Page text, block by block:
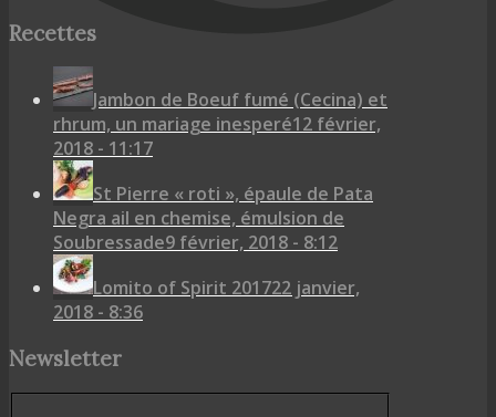
Recettes
Jambon de Boeuf fumé (Cecina) et
rhrum, un mariage inesperé12 février,
2018 - 11:17
St Pierre « roti », épaule de Pata
Negra ail en chemise, émulsion de
Soubressade9 février, 2018 - 8:12
Lomito of Spirit 201722 janvier,
2018 - 8:36
Newsletter